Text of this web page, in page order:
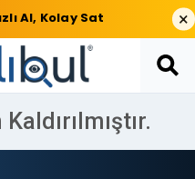
Al, Kolay Sat ×